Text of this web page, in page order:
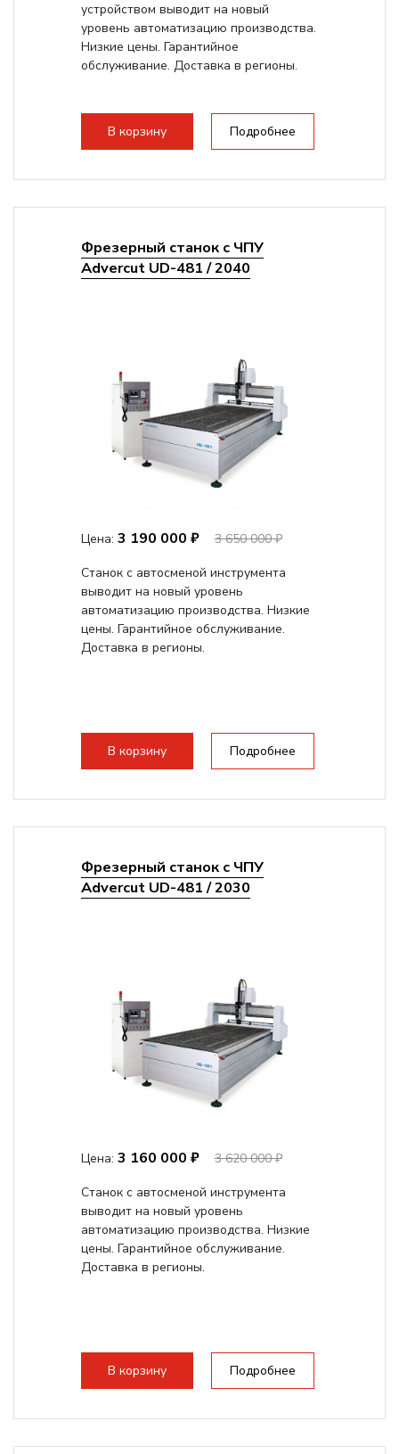
устройством выводит на новый
уровень автоматизацию производства.
Низкие цены. Гарантийное
обслуживание. Доставка в регионы.
В корзину Подробнее
Фрезерный станок с ЧПУ
Advercut UD-481 / 2040
Цена: 3 190 000 ₽
3 650 000 ₽
Станок с автосменой инструмента
выводит на новый уровень
автоматизацию производства. Низкие
цены. Гарантийное обслуживание.
Доставка в регионы.
В корзину Подробнее
Фрезерный станок с ЧПУ
Advercut UD-481 / 2030
Цена: 3 160 000 ₽
3 620 000 ₽
Станок с автосменой инструмента
выводит на новый уровень
автоматизацию производства. Низкие
цены. Гарантийное обслуживание.
Доставка в регионы.
В корзину Подробнее